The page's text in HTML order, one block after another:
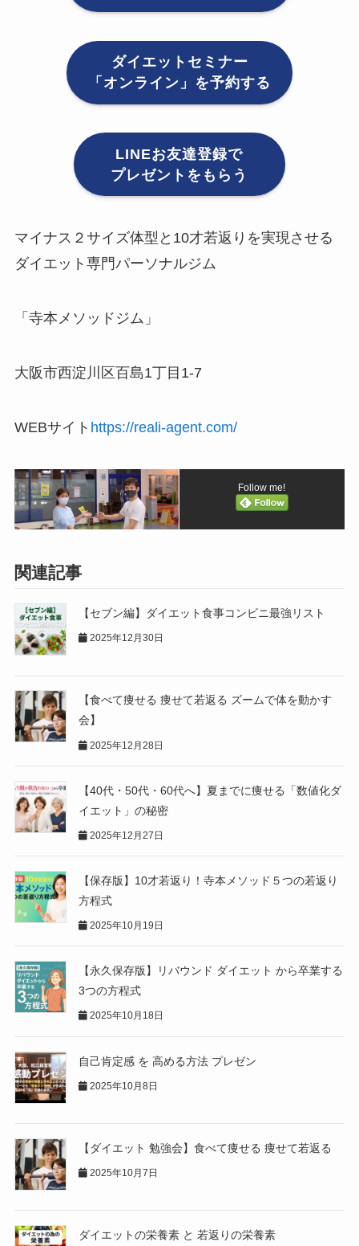
ダイエットセミナー
「オンライン」を予約する
LINEお友達登録で
プレゼントをもらう
マイナス２サイズ体型と10才若返りを実現させる
ダイエット専門パーソナルジム
「寺本メソッドジム」
大阪市西淀川区百島1丁目1-7
WEBサイト https://reali-agent.com/
Follow me!
関連記事
【セブン編】ダイエット食事コンビニ最強リスト
2025年12月30日
【食べて痩せる 痩せて若返る ズームで体を動かす
会】
2025年12月28日
【40代・50代・60代へ】夏までに痩せる「数値化ダ
イエット」の秘密
2025年12月27日
【保存版】10才若返り！寺本メソッド５つの若返り
方程式
2025年10月19日
【永久保存版】リバウンド ダイエット から卒業する
3つの方程式
2025年10月18日
自己肯定感 を 高める方法 プレゼン
2025年10月8日
【ダイエット 勉強会】食べて痩せる 痩せて若返る
2025年10月7日
ダイエットの栄養素 と 若返りの栄養素